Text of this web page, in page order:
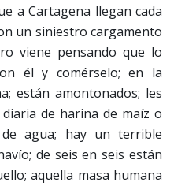
a Cartagena llegan cada
un siniestro cargamento
viene pensando que lo
él y comérselo; en la
están amontonados; les
de harina de maíz o
agua; hay un terrible
de seis en seis están
aquella masa humana